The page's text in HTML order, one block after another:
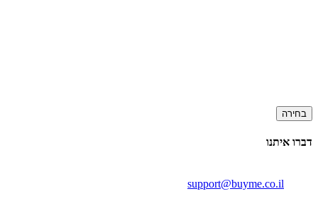
בחירה
דברו איתנו
support@buyme.co.il